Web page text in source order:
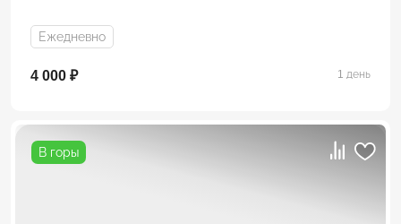
Ежедневно
4 000 ₽ 1 день
В горы